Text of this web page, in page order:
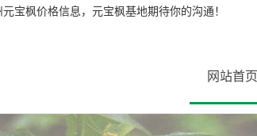
宝枫价格信息，元宝枫基地期待你的沟通！
网站首页